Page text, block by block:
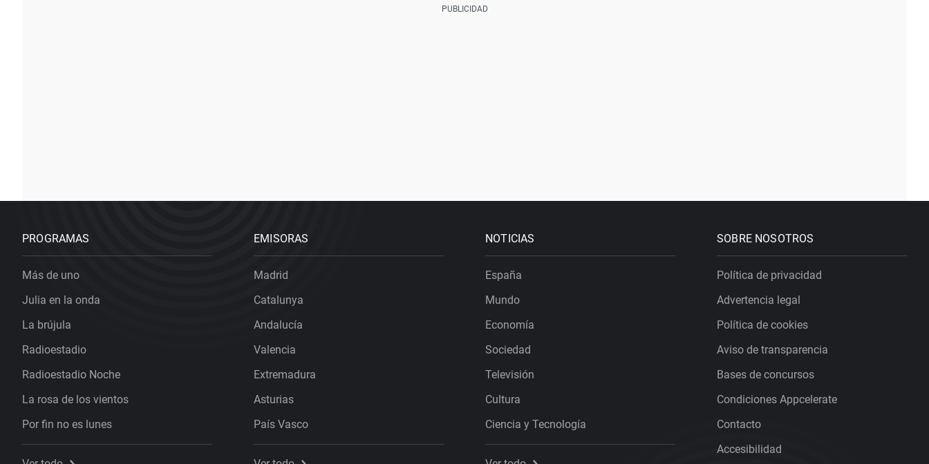
PROGRAMAS
Más de uno
Julia en la onda
La brújula
Radioestadio
Radioestadio Noche
La rosa de los vientos
Por fin no es lunes
EMISORAS
Madrid
Catalunya
Andalucía
Valencia
Extremadura
Asturias
País Vasco
NOTICIAS
España
Mundo
Economía
Sociedad
Televisión
Cultura
Ciencia y Tecnología
SOBRE NOSOTROS
Política de privacidad
Advertencia legal
Política de cookies
Aviso de transparencia
Bases de concursos
Condiciones Appcelerate
Contacto
Accesibilidad